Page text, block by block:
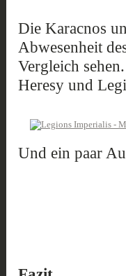
Die Karacnos
Abwesenheit
Vergleich
Heresy und
Und ein paar